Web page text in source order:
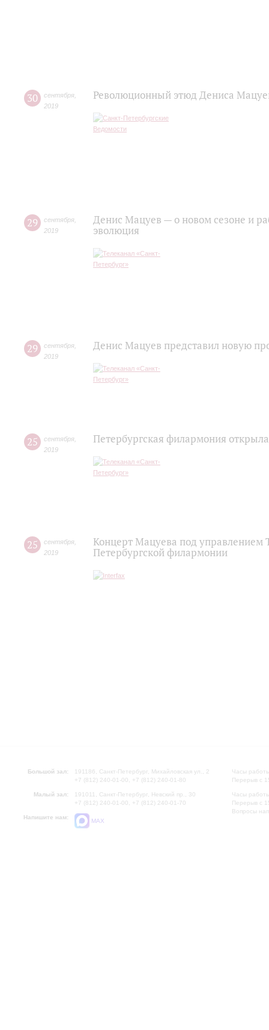
30 сентября
2019
Революционный этюд Дениса
29 сентября
2019
Денис Мацуев — о новом сезоне и
эволюция
29 сентября
2019
Денис Мацуев представил новую
25 сентября
2019
Петербургская филармония
25 сентября
2019
Концерт Мацуева под управлением
Петербургской филармонии
Большой зал:
191186, Санкт-Петербург, Михайловская ул., 2
+7 (812) 240-01-00, +7 (812) 240-01-80
Малый зал:
191011, Санкт-Петербург, Невский пр., 30
+7 (812) 240-01-00, +7 (812) 240-01-70
Напишите нам:
MAX
Часы
Перерыв с
Часы
Перерыв с
Вопросы